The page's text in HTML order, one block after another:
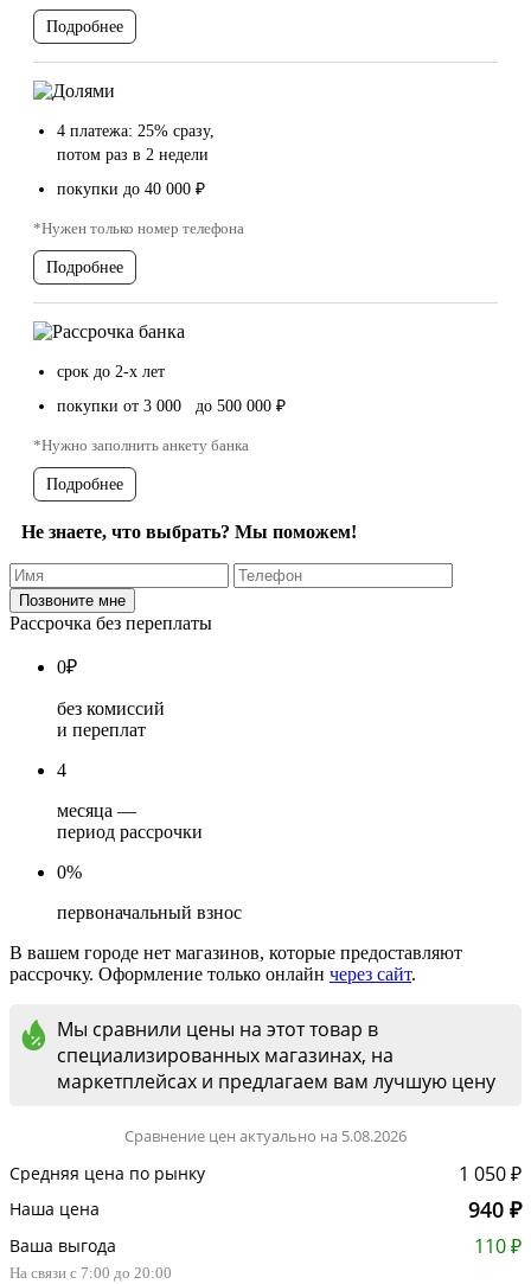
Подробнее
4 платежа: 25% сразу,
потом раз в 2 недели
покупки до 40 000 ₽
*Нужен только номер телефона
Подробнее
срок до 2-х лет
покупки от 3 000 до 500 000 ₽
*Нужно заполнить анкету банка
Подробнее
Не знаете, что выбрать? Мы поможем!
Рассрочка без переплаты
0₽
без комиссий
и переплат
4
месяца —
период рассрочки
0%
первоначальный взнос
В вашем городе нет магазинов, которые предоставляют
рассрочку. Оформление только онлайн через сайт.
Мы сравнили цены на этот товар в
специализированных магазинах, на
маркетплейсах и предлагаем вам лучшую цену
Сравнение цен актуально на 5.08.2026
Средняя цена по рынку 1 050 ₽
Наша цена 940 ₽
Ваша выгода 110 ₽
На связи с 7:00 до 20:00